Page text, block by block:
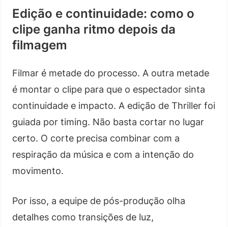
Edição e continuidade: como o
clipe ganha ritmo depois da
filmagem
Filmar é metade do processo. A outra metade
é montar o clipe para que o espectador sinta
continuidade e impacto. A edição de Thriller foi
guiada por timing. Não basta cortar no lugar
certo. O corte precisa combinar com a
respiração da música e com a intenção do
movimento.
Por isso, a equipe de pós-produção olha
detalhes como transições de luz,